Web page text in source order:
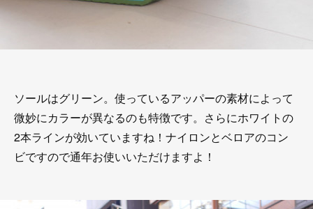
ソールはグリーン。使っているアッパーの素材によって
微妙にカラーが異なるのも特徴です。さらにホワイトの
2本ラインが効いていますね！ナイロンとベロアのコン
ビですので通年お使いいただけますよ！